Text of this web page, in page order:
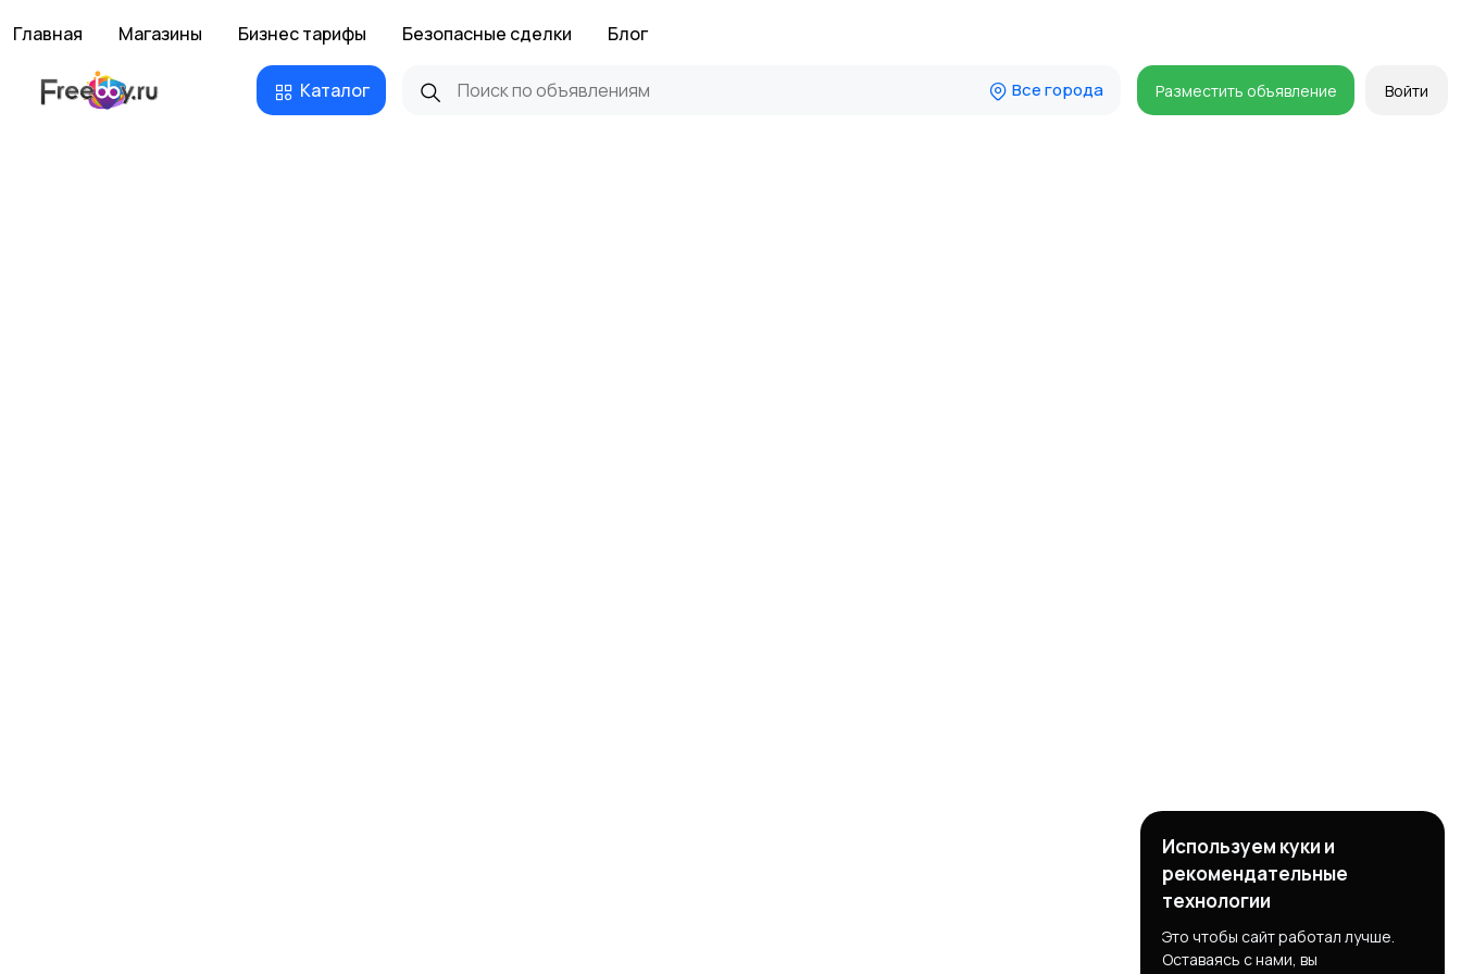
Главная Магазины Бизнес тарифы Безопасные сделки Блог
Каталог Все города Разместить объявление Войти
Используем куки и
рекомендательные
технологии
Это чтобы сайт работал лучше.
Оставаясь с нами, вы